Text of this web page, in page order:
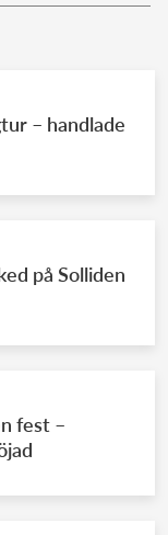
– handlade
på Solliden
fest –